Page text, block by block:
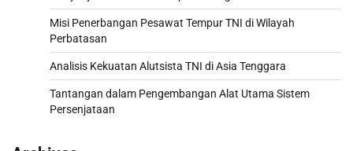
Misi Penerbangan Pesawat Tempur TNI di Wilayah
Perbatasan
Analisis Kekuatan Alutsista TNI di Asia Tenggara
Tantangan dalam Pengembangan Alat Utama Sistem
Persenjataan